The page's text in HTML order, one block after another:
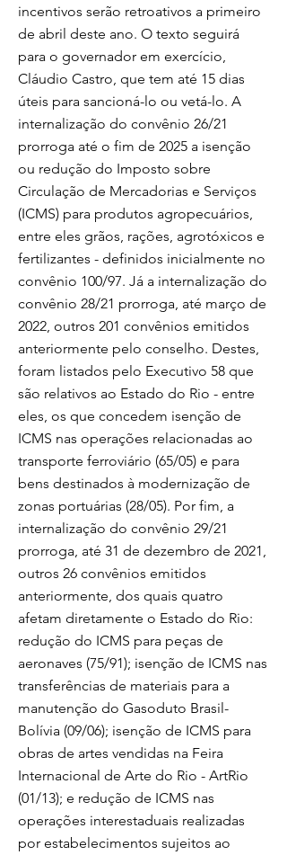
incentivos serão retroativos a primeiro
de abril deste ano. O texto seguirá
para o governador em exercício,
Cláudio Castro, que tem até 15 dias
úteis para sancioná-lo ou vetá-lo. A
internalização do convênio 26/21
prorroga até o fim de 2025 a isenção
ou redução do Imposto sobre
Circulação de Mercadorias e Serviços
(ICMS) para produtos agropecuários,
entre eles grãos, rações, agrotóxicos e
fertilizantes - definidos inicialmente no
convênio 100/97. Já a internalização do
convênio 28/21 prorroga, até março de
2022, outros 201 convênios emitidos
anteriormente pelo conselho. Destes,
foram listados pelo Executivo 58 que
são relativos ao Estado do Rio - entre
eles, os que concedem isenção de
ICMS nas operações relacionadas ao
transporte ferroviário (65/05) e para
bens destinados à modernização de
zonas portuárias (28/05). Por fim, a
internalização do convênio 29/21
prorroga, até 31 de dezembro de 2021,
outros 26 convênios emitidos
anteriormente, dos quais quatro
afetam diretamente o Estado do Rio:
redução do ICMS para peças de
aeronaves (75/91); isenção de ICMS nas
transferências de materiais para a
manutenção do Gasoduto Brasil-
Bolívia (09/06); isenção de ICMS para
obras de artes vendidas na Feira
Internacional de Arte do Rio - ArtRio
(01/13); e redução de ICMS nas
operações interestaduais realizadas
por estabelecimentos sujeitos ao